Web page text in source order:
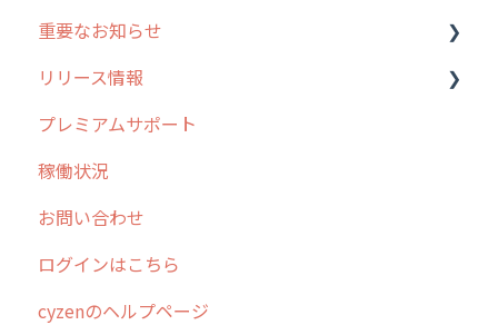
メンテナンス
外廻り営業
清掃
不動産
重要なお知らせ
過去の重要なお知らせ
障害情報
リリース情報
リリース
2026年のリリース情報
2025年のリリース情報
2024年のリリース情報
2023年のリリース情報
プレミアムサポート
稼働状況
お問い合わせ
ログインはこちら
cyzenのヘルプページ